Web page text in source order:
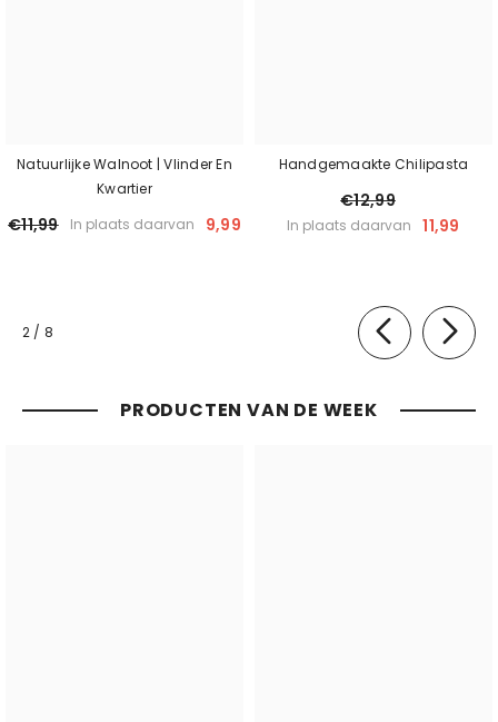
Natuurlijke Walnoot | Vlinder En
Kwartier
€11,99 In plaats daarvan 9,99
Handgemaakte Chilipasta
€12,99
In plaats daarvan 11,99
2 / van
8
PRODUCTEN VAN DE WEEK